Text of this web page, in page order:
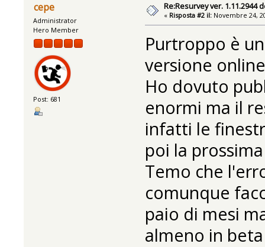
cepe
Administrator
Hero Member
Post: 681
Re:Resurvey ver. 1.11.2944
« Risposta #2 il: Novembre 24,
Purtroppo è
versione
Ho dovuto
enormi ma il
infatti le
poi la
Temo che
comunque
paio di mesi
almeno in